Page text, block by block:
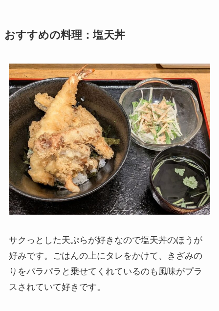
おすすめの料理：塩天丼
サクっとした天ぷらが好きなので塩天丼のほうが
好みです。ごはんの上にタレをかけて、きざみの
りをパラパラと乗せてくれているのも風味がプラ
スされていて好きです。